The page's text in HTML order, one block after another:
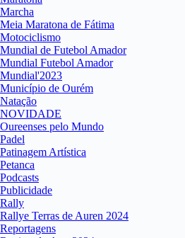
Marcha
Meia Maratona de Fátima
Motociclismo
Mundial de Futebol Amador
Mundial Futebol Amador
Mundial'2023
Município de Ourém
Natação
NOVIDADE
Oureenses pelo Mundo
Padel
Patinagem Artística
Petanca
Podcasts
Publicidade
Rally
Rallye Terras de Auren 2024
Reportagens